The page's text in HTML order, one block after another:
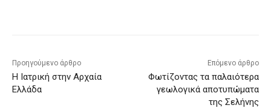
Προηγούμενο άρθρο
Η Ιατρική στην Αρχαία
Ελλάδα
Επόμενο άρθρο
Φωτίζοντας τα παλαιότερα
γεωλογικά αποτυπώματα
της Σελήνης